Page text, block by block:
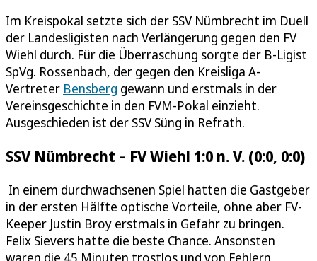
Im Kreispokal setzte sich der SSV Nümbrecht im Duell
der Landesligisten nach Verlängerung gegen den FV
Wiehl durch. Für die Überraschung sorgte der B-Ligist
SpVg. Rossenbach, der gegen den Kreisliga A-
Vertreter Bensberg gewann und erstmals in der
Vereinsgeschichte in den FVM-Pokal einzieht.
Ausgeschieden ist der SSV Süng in Refrath.
SSV Nümbrecht – FV Wiehl 1:0 n. V. (0:0, 0:0)
In einem durchwachsenen Spiel hatten die Gastgeber
in der ersten Hälfte optische Vorteile, ohne aber FV-
Keeper Justin Broy erstmals in Gefahr zu bringen.
Felix Sievers hatte die beste Chance. Ansonsten
waren die 45 Minuten trostlos und von Fehlern